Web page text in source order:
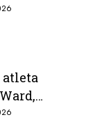
Perú y
encuentro
atleta
atletismo